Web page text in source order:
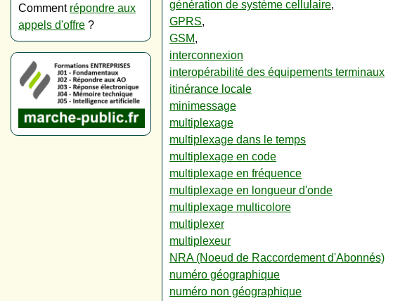
Comment répondre aux
appels d'offre ?
génération de système cellulaire,
GPRS,
GSM,
interconnexion
interopérabilité des équipements terminaux
itinérance locale
minimessage
multiplexage
multiplexage dans le temps
multiplexage en code
multiplexage en fréquence
multiplexage en longueur d'onde
multiplexage multicolore
multiplexer
multiplexeur
NRA (Noeud de Raccordement d'Abonnés)
numéro géographique
numéro non géographique